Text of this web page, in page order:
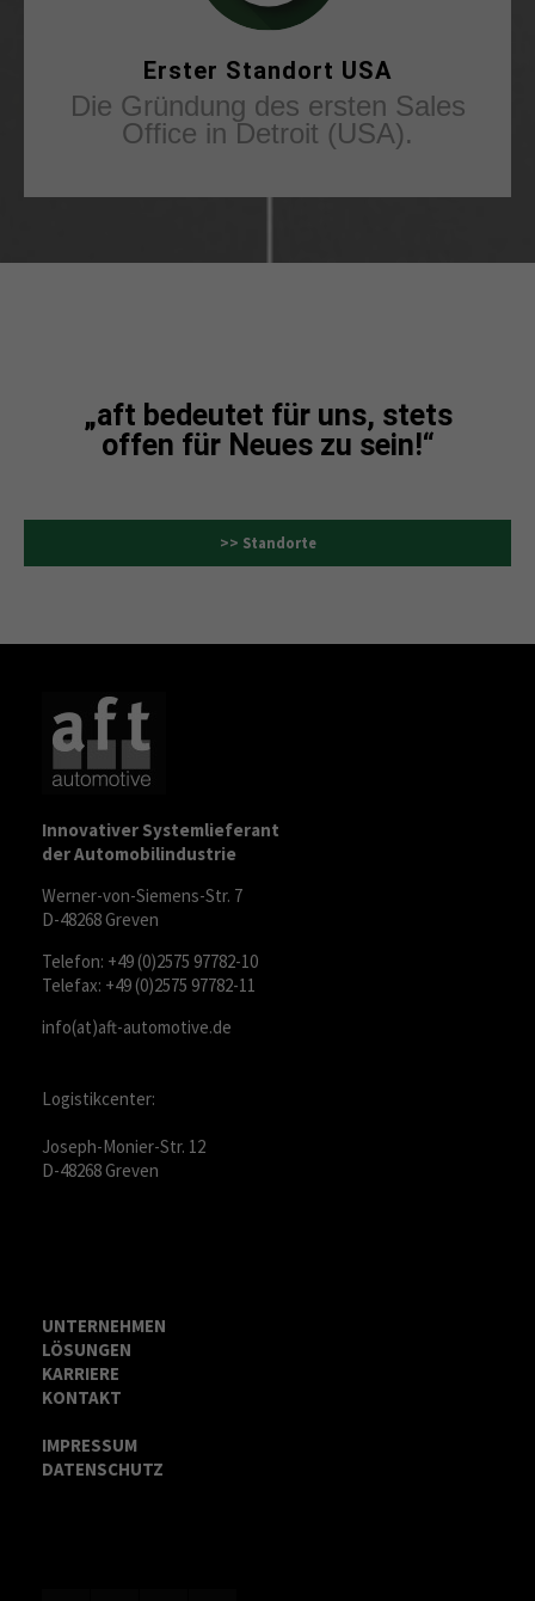
Erster Standort USA
Die Gründung des ersten Sales
Office in Detroit (USA).
„aft bedeutet für uns, stets
offen für Neues zu sein!“
>> Standorte
Innovativer Systemlieferant
der Automobilindustrie
Werner-von-Siemens-Str. 7
D-48268 Greven
Telefon: +49 (0)2575 97782-10
Telefax: +49 (0)2575 97782-11
info(at)aft-automotive.de
Logistikcenter:
Joseph-Monier-Str. 12
D-48268 Greven
UNTERNEHMEN
LÖSUNGEN
KARRIERE
KONTAKT
IMPRESSUM
DATENSCHUTZ